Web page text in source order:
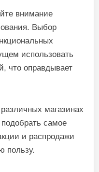
внимание
Выбор
использовать
что оправдывает
магазинах
самое
и распродажи
пользу.